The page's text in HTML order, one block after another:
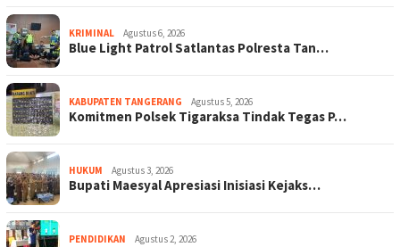
KRIMINAL Agustus 6, 2026
Blue Light Patrol Satlantas Polresta Tan…
KABUPATEN TANGERANG Agustus 5, 2026
Komitmen Polsek Tigaraksa Tindak Tegas P…
HUKUM Agustus 3, 2026
Bupati Maesyal Apresiasi Inisiasi Kejaks…
PENDIDIKAN Agustus 2, 2026